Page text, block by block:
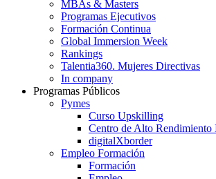
MBAs & Masters
Programas Ejecutivos
Formación Continua
Global Immersion Week
Rankings
Talentia360. Mujeres Directivas
In company
Programas Públicos
Pymes
Curso Upskilling
Centro de Alto Rendimiento
digitalXborder
Empleo Formación
Formación